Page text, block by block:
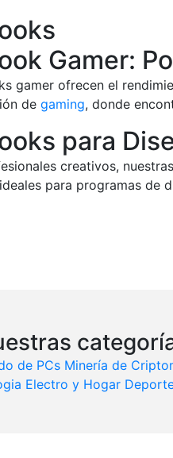
Gamer:
gamer ofrecen el
de gaming, donde
para
creativos,
para programas de
de PCs Minería de
Electro y Hogar